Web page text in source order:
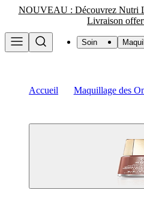
NOUVEAU : Découvrez Nutri
Livraison
Soin
Accueil Maquillage des